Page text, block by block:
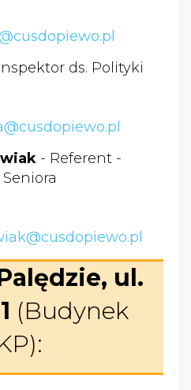
ds. Polityki
- Referent -
ul.
(Budynek